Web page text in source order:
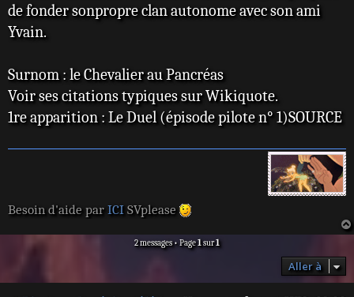
de fonder sonpropre clan autonome avec son ami
Yvain.
Surnom : le Chevalier au Pancréas
Voir ses citations typiques sur Wikiquote.
1re apparition : Le Duel (épisode pilote n° 1)SOURCE
Besoin d'aide par ICI SVplease
2 messages • Page1sur1
Aller à